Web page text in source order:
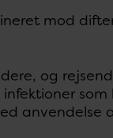
mod
og
anvendelse